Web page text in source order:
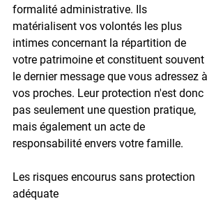
formalité administrative. Ils
matérialisent vos volontés les plus
intimes concernant la répartition de
votre patrimoine et constituent souvent
le dernier message que vous adressez à
vos proches. Leur protection n'est donc
pas seulement une question pratique,
mais également un acte de
responsabilité envers votre famille.
Les risques encourus sans protection
adéquate